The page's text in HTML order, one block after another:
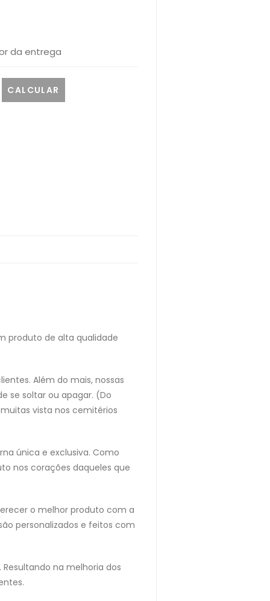
da entrega
produto de alta qualidade
Além do mais, nossas
se soltar ou apagar. (Do
vista nos cemitérios
única e exclusiva. Como
nos corações daqueles que
o melhor produto com a
personalizados e feitos com
na melhoria dos